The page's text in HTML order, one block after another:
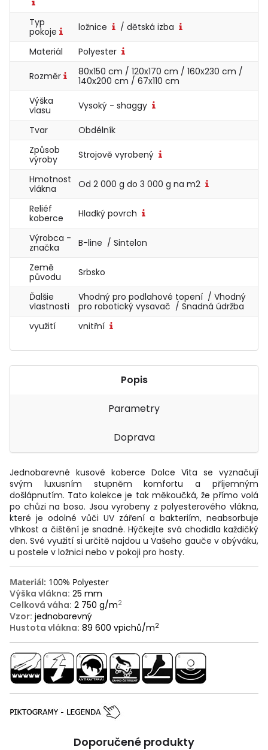
Typ
pokoje
ložnice / dětská izba
Materiál Polyester
Rozměr
80x150 cm / 120x170 cm / 160x230 cm /
140x200 cm / 67x110 cm
Výška
vlasu
Vysoký - shaggy
Tvar
Obdélník
Způsob
výroby
Strojově vyrobený
Hmotnost
vlákna
Od 2 000 g do 3 000 g na m2
Reliéf
koberce
Hladký povrch
Výrobca -
značka
B-line / Sintelon
Země
původu
Srbsko
Ďalšie
vlastnosti
Vhodný pro podlahové topení / Vhodný
pro robotický vysavač / Snadná údržba
využití
vnitřní
Popis
Parametry
Doprava
Jednobarevné kusové koberce Dolce Vita se vyznačují
svým luxusním stupněm komfortu a příjemným
došlápnutím. Tato kolekce je tak měkoučká, že přímo volá
po chůzi na boso. Jsou vyrobeny z polyesterového vlákna,
které je odolné vůči UV záření a bakteriím, neabsorbuje
vlhkost a čištění je snadné. Hýčkejte svá chodidla každičký
den. Své využití si určitě najdou u Vašeho gauče v obýváku,
u postele v ložnici nebo v pokoji pro hosty.
Materiál: 100% Polyester
Výška vlákna: 25 mm
Celková váha: 2 750 g/m2
Vzor: jednobarevný
Hustota vlákna: 89 600 vpichů/m2
Doporučené produkty